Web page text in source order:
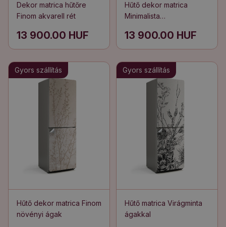
Dekor matrica hűtőre
Finom akvarell rét
13 900.00 HUF
Hűtő dekor matrica
Minimalista
13 900.00 HUF
Gyors szállítás
Hűtő dekor matrica Finom
növényi ágak
Gyors szállítás
Hűtő matrica Virágminta
ágakkal